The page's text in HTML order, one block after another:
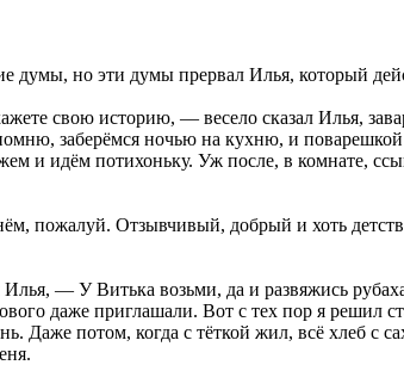
но эти думы прервал Илья, который
свою историю, — весело сказал Илья,
заберёмся ночью на кухню, и
и идём потихоньку. Уж после, в комнате,
пожалуй. Отзывчивый, добрый и хоть
— У Витька возьми, да и развяжись
даже приглашали. Вот с тех пор я решил
Даже потом, когда с тёткой жил, всё хлеб с